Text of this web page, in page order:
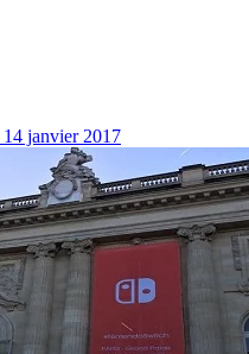
14 janvier 2017